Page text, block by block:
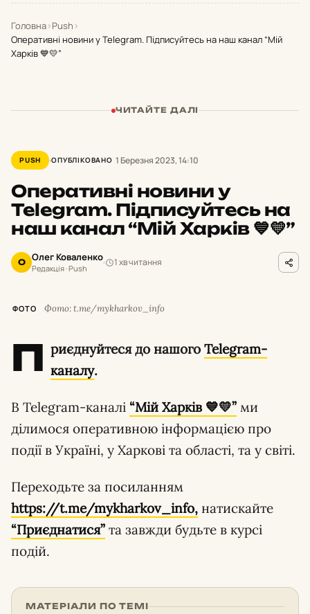
Головна›Push ›
Оперативні новини у Telegram. Підписуйтесь на наш канал “Мій
Харків 💙💛”
ЧИТАЙТЕ ДАЛІ
PUSH ОПУБЛІКОВАНО 1 Березня 2023, 14:10
Оперативні новини у
Telegram. Підписуйтесь на
наш канал “Мій Харків 💙💛”
О Олег Коваленко
Редакція · Push
1 хв читання
ФОТО Фото: t.me/mykharkov_info
П риєднуйтеся до нашогоTelegram-
каналу.
В Telegram-каналі “Мій Харків 💙💛” ми
ділимося оперативною інформацією про
події в Україні, у Харкові та області, та у світі.
Переходьте за посиланням
https://t.me/mykharkov_info, натискайте
“Приєднатися” та завжди будьте в курсі
подій.
МАТЕРІАЛИ ПО ТЕМІ